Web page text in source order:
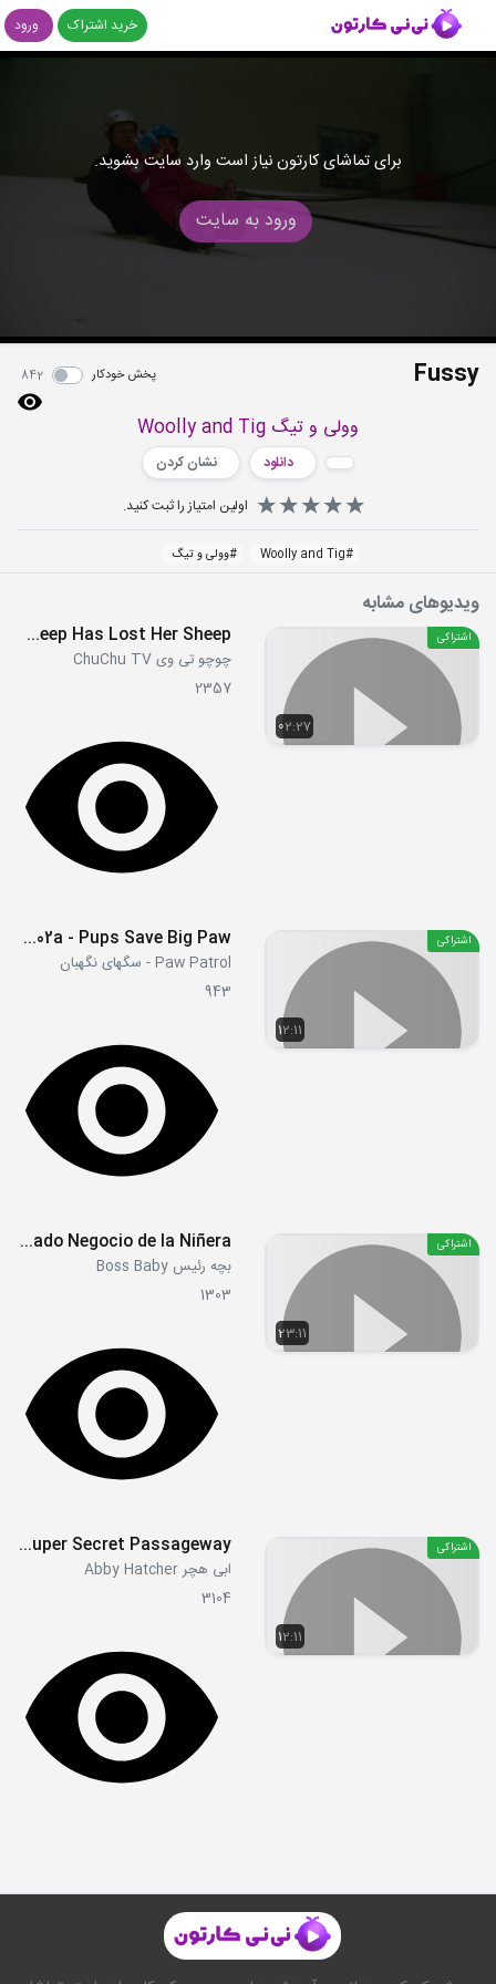
خرید اشتراک ورود
برای تماشای کارتون نیاز است وارد سایت بشوید.
ورود به سایت
Fussy پخش خودکار 842
وولی و تیگ Woolly and Tig
دانلود
نشان کردن
اولین امتیاز را ثبت کنید.
#
Woolly and Tig
#وولی و تیگ
ویدیوهای مشابه
02:27
اشتراکی Little Bo Peep Has Lost Her Sheep
چوچو تی وی ChuChu TV
2357
12:11
اشتراکی S05E02a - Pups Save Big Paw
Paw Patrol - سگهای نگهبان
943
23:11
اشتراکی S02E07 - El Apasionado Negocio de la Niñera
بچه رئیس Boss Baby
1303
12:11
اشتراکی S01E32 Super Secret Passageway
ابی هچر Abby Hatcher
3104